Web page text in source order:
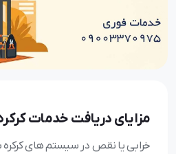
مزایای دریافت خدمات
خرابی یا نقص در سیستم های